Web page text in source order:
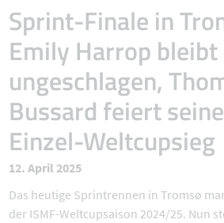
Sprint-Finale in
Emily Harrop bleibt
ungeschlagen,
Bussard feiert
Einzel-Weltcupsieg
12. April 2025
Das heutige Sprintrennen in Tromsø
der ISMF-Weltcupsaison 2024/25. Nun